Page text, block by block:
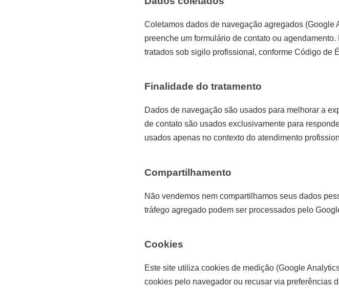
Coletamos dados de navegação agregados
preenche um formulário de contato ou
tratados sob sigilo profissional, conforme Código de
Finalidade do tratamento
Dados de navegação são usados para melhorar a
de contato são usados exclusivamente para
usados apenas no contexto do atendimento
Compartilhamento
Não vendemos nem compartilhamos seus dados
tráfego agregado podem ser processados pelo
Cookies
Este site utiliza cookies de medição (Google
cookies pelo navegador ou recusar via preferências